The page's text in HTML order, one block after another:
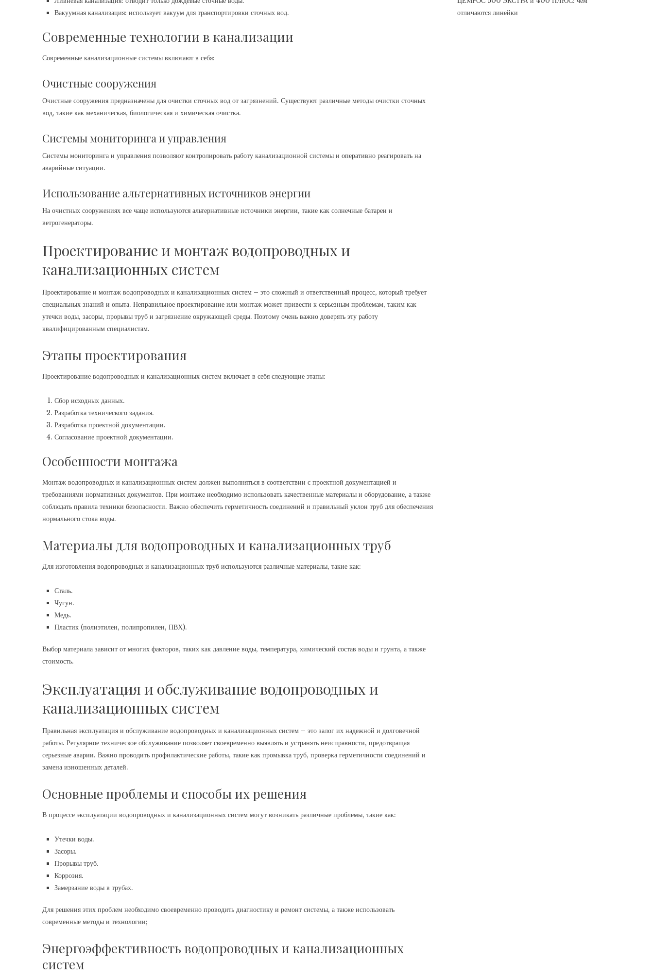
Вакуумная канализация: использует вакуум для транспортировки сточных вод.
Современные технологии в канализации
Современные канализационные системы включают в себя:
Очистные сооружения
Очистные сооружения предназначены для очистки сточных вод от загрязнений. Существуют различные методы очистки сточных
вод, такие как механическая, биологическая и химическая очистка.
Системы мониторинга и управления
Системы мониторинга и управления позволяют контролировать работу канализационной системы и оперативно реагировать на
аварийные ситуации.
Использование альтернативных источников энергии
На очистных сооружениях все чаще используются альтернативные источники энергии, такие как солнечные батареи и
ветрогенераторы.
Проектирование и монтаж водопроводных и
канализационных систем
Проектирование и монтаж водопроводных и канализационных систем – это сложный и ответственный процесс, который требует
специальных знаний и опыта. Неправильное проектирование или монтаж может привести к серьезным проблемам, таким как
утечки воды, засоры, прорывы труб и загрязнение окружающей среды. Поэтому очень важно доверять эту работу
квалифицированным специалистам.
Этапы проектирования
Проектирование водопроводных и канализационных систем включает в себя следующие этапы:
Сбор исходных данных.
Разработка технического задания.
Разработка проектной документации.
Согласование проектной документации.
Особенности монтажа
Монтаж водопроводных и канализационных систем должен выполняться в соответствии с проектной документацией и
требованиями нормативных документов. При монтаже необходимо использовать качественные материалы и оборудование, а также
соблюдать правила техники безопасности. Важно обеспечить герметичность соединений и правильный уклон труб для обеспечения
нормального стока воды.
Материалы для водопроводных и канализационных труб
Для изготовления водопроводных и канализационных труб используются различные материалы, такие как:
Сталь.
Чугун.
Медь.
Пластик (полиэтилен, полипропилен, ПВХ).
Выбор материала зависит от многих факторов, таких как давление воды, температура, химический состав воды и грунта, а также
стоимость.
Эксплуатация и обслуживание водопроводных и
канализационных систем
Правильная эксплуатация и обслуживание водопроводных и канализационных систем – это залог их надежной и долговечной
работы. Регулярное техническое обслуживание позволяет своевременно выявлять и устранять неисправности, предотвращая
серьезные аварии. Важно проводить профилактические работы, такие как промывка труб, проверка герметичности соединений и
замена изношенных деталей.
Основные проблемы и способы их решения
В процессе эксплуатации водопроводных и канализационных систем могут возникать различные проблемы, такие как:
Утечки воды.
Засоры.
Прорывы труб.
Коррозия.
Замерзание воды в трубах.
Для решения этих проблем необходимо своевременно проводить диагностику и ремонт системы, а также использовать
современные методы и технологии;
Энергоэффективность водопроводных и канализационных
систем
отличаются линейки